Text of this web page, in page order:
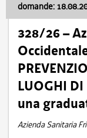
domande:
328/26 –
LUOGHI
una
Azienda Sanitaria